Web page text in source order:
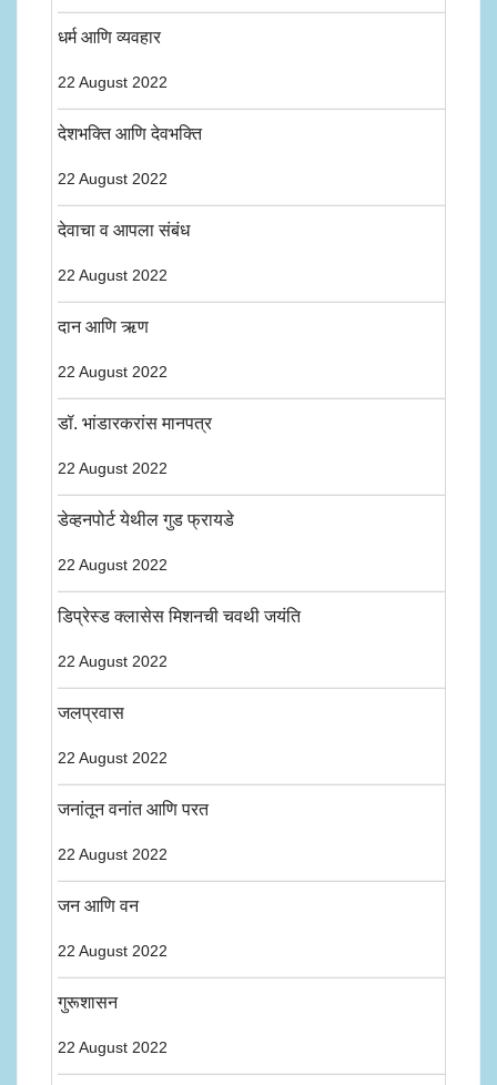
धर्म आणि व्यवहार
22 August 2022
देशभक्ति आणि देवभक्ति
22 August 2022
देवाचा व आपला संबंध
22 August 2022
दान आणि ऋण
22 August 2022
डॉ. भांडारकरांस मानपत्र
22 August 2022
डेव्हनपोर्ट येथील गुड फ्रायडे
22 August 2022
डिप्रेस्ड क्लासेस मिशनची चवथी जयंति
22 August 2022
जलप्रवास
22 August 2022
जनांतून वनांत आणि परत
22 August 2022
जन आणि वन
22 August 2022
गुरूशासन
22 August 2022